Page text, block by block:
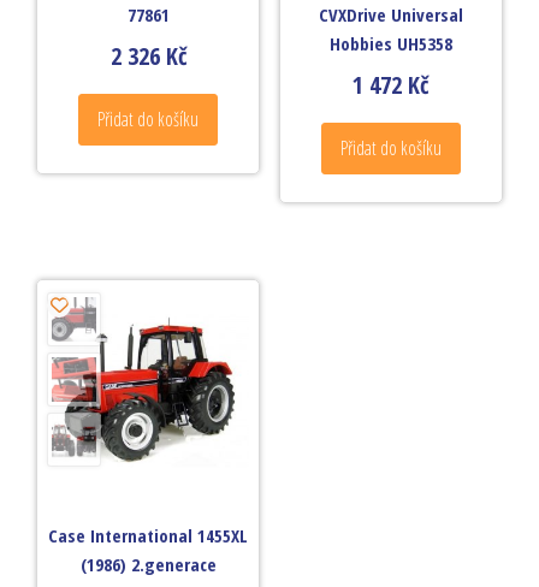
77861
2 326 Kč
Přidat do košíku
CVXDrive Universal
Hobbies UH5358
1 472 Kč
Přidat do košíku
Case International 1455XL
(1986) 2.generace